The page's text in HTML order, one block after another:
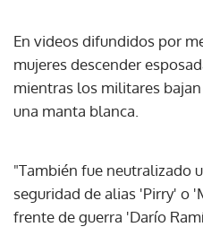
En videos difundidos por
mujeres descender
mientras los militares
una manta blanca.
"También fue neutralizado
seguridad de alias 'Pirry' o
frente de guerra 'Darío